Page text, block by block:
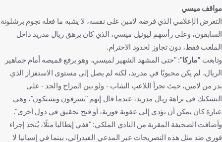
مواقف ميسي
التعرض الإعلامي الذي فرضه لامين على نفسه، لا يشبه ما فعله نجوم برشلونة
السابقون، وعلى رأسهم ليونيل ميسي، الذي كان يرهق ريال مدريد داخل
الملعب فقط، دون تجاوز لحدود الاحترام.
وتابعت "ماركا": "حتى المشهد الشهير لميسي، وهو يرفع قميصه أمام جماهير
الريال، لم يكن محبوبًا في مدريد، لكنه لم يصل إلى مستوى الاستفزاز الذي
بدر من لامين، حيث تجرأ اللاعب الشاب - ولو بين المزاح والجد - على
التشكيك في نزاهة ريال مدريد، عندما قال إنهم "يسرقون ويشتكون"، وهي
عبارة كان يمكن أن تؤدي إلى عقوبة فورية، أو فتح تحقيق في دول أخرى".
وأضافت الصحيفة المقربة من النادي الملكي: "ففي إيطاليا مثلًا، يُتخذ إجراء
فوري ضد مثل هذه التصريحات عبر المدعي الفيدرالي، بينما في إسبانيا لا